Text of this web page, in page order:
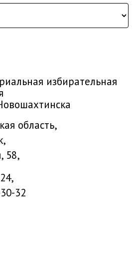
избирательная
область,
58,
32